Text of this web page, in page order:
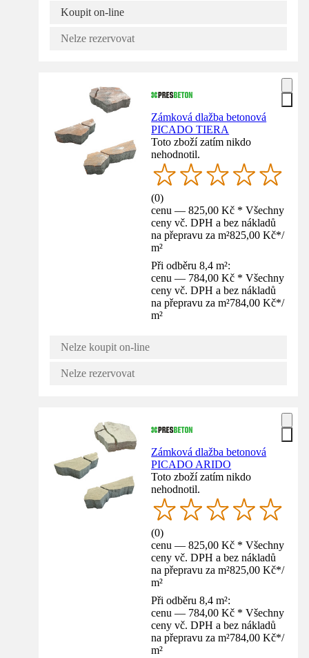
Koupit on-line
Nelze rezervovat
Zámková dlažba betonová
PICADO TIERA
Toto zboží zatím nikdo
nehodnotil.
(0)
cenu — 825,00 Kč * Všechny
ceny vč. DPH a bez nákladů
na přepravu za m²825,00 Kč*/
m²
Při odběru 8,4 m²:
cenu — 784,00 Kč * Všechny
ceny vč. DPH a bez nákladů
na přepravu za m²784,00 Kč*/
m²
Nelze koupit on-line
Nelze rezervovat
Zámková dlažba betonová
PICADO ARIDO
Toto zboží zatím nikdo
nehodnotil.
(0)
cenu — 825,00 Kč * Všechny
ceny vč. DPH a bez nákladů
na přepravu za m²825,00 Kč*/
m²
Při odběru 8,4 m²:
cenu — 784,00 Kč * Všechny
ceny vč. DPH a bez nákladů
na přepravu za m²784,00 Kč*/
m²